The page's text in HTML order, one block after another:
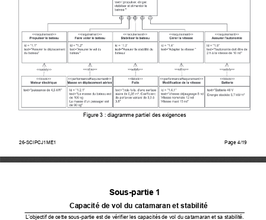
Figure 3 : diagramme partiel des exigences
26-SCIPCJ1ME1 Page 4/19
Sous-partie 1
Capacité de vol du catamaran et stabilité
L’objectif de cette sous-partie est de vérifier les capacités de vol du catamaran et sa stabilité.